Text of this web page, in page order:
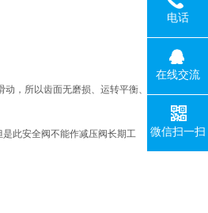
，所以齿面无磨损、运转平衡、
此安全阀不能作减压阀长期工
电话
在线交流
微信扫一扫